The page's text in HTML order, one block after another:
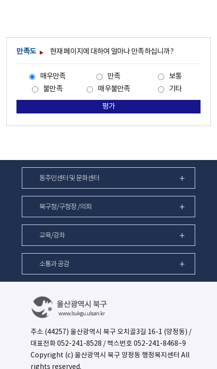
만족도 현재 페이지에 대하여 얼마나 만족하십니까?
매우만족 만족
보통
불만족
매우불만족 기타
평가
동주민센터 및 문화센터
북구청/구청장 /의회
교육/강좌
소통과 공감
주소 (44257) 울산광역시 북구 오치골3길 16-1 (양정동) /
대표전화052-241-8528 / 팩스번호 052-241-8468~9
Copyright (c) 울산광역시 북구 양정동 행정복지센터 All
rights reserved.